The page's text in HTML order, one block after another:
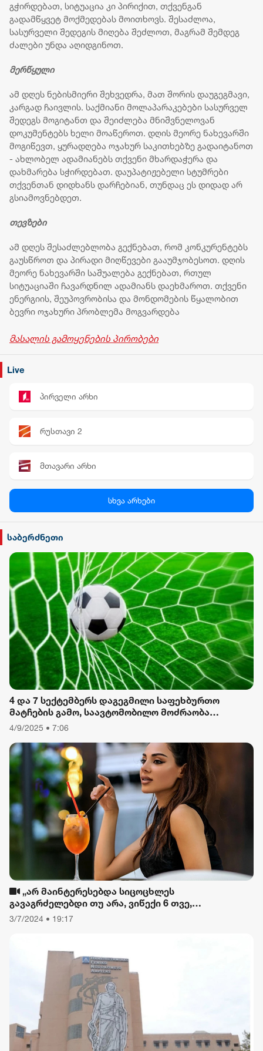
გჭირდებათ, სიტუაცია კი პირიქით, თქვენგან
გადამწყვეტ მოქმედებას მოითხოვს. შესაძლოა,
სასურველი შედეგის მიღება შეძლოთ, მაგრამ შემდეგ
ძალები უნდა აღიდგინოთ.
მერწყული
ამ დღეს ნებისმიერი შეხვედრა, მათ შორის დაუგეგმავი,
კარგად ჩაივლის. საქმიანი მოლაპარაკებები სასურველ
შედეგს მოგიტანთ და შეიძლება მნიშვნელოვან
დოკუმენტებს ხელი მოაწეროთ. დღის მეორე ნახევარში
მოგიწევთ, ყურადღება ოჯახურ საკითხებზე გადაიტანოთ
- ახლობელ ადამიანებს თქვენი მხარდაჭერა და
დახმარება სჭირდებათ. დაუპატიჟებელი სტუმრები
თქვენთან დიდხანს დარჩებიან, თუნდაც ეს დიდად არ
გსიამოვნებდეთ.
თევზები
ამ დღეს შესაძლებლობა გექნებათ, რომ კონკურენტებს
გაუსწროთ და პირადი მიღწევები გააუმჯობესოთ. დღის
მეორე ნახევარში საშუალება გექნებათ, რთულ
სიტუაციაში ჩავარდნილ ადამიანს დაეხმაროთ. თქვენი
ენერგიის, შეუპოვრობისა და მონდომების წყალობით
ბევრი ოჯახური პრობლემა მოგვარდება
მასალის გამოყენების პირობები
Live
პირველი არხი
რუსთავი 2
მთავარი არხი
სილქ უნივერსალი
TV პირველი
ფორმულა
რიონი
სხვა არხები
საბერძნეთი
4 და 7 სექტემბერს დაგეგმილი საფეხბურთო
მატჩების გამო, საავტომობილო მოძრაობა
შეიზღუდება
4/9/2025 • 7:06
„არ მაინტერესებდა სიცოცხლეს
გავაგრძელებდი თუ არა, ვიწექი 6 თვე,
დავიწყებული მქონდა კვება, ფიზიკური მოძრაობა“
3/7/2024 • 19:17